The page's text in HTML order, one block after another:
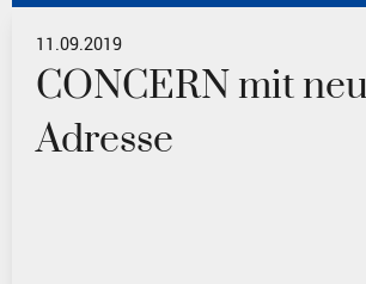
11.09.2019
CONCERN mit
Adresse